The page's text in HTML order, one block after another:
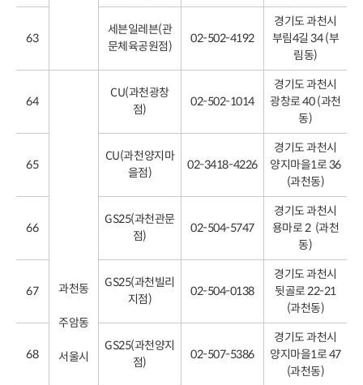
63
세븐일레븐(관
문체육공원점)
02-502-4192
경기도 과천시
부림4길 34 (부
림동)
64
과천동
주암동
서울시
CU(과천광창
점)
02-502-1014
경기도 과천시
광창로 40 (과천
동)
65
CU(과천양지마
을점)
02-3418-4226
경기도 과천시
양지마을1로 36
(과천동)
66
GS25(과천관문
점)
02-504-5747
경기도 과천시
용마로 2 (과천
동)
67
GS25(과천빌리
지점)
02-504-0138
경기도 과천시
뒷골로 22-21
(과천동)
68
GS25(과천양지
점)
02-507-5386
경기도 과천시
양지마을1로 47
(과천동)